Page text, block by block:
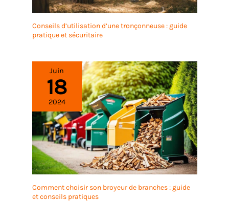
Conseils d’utilisation d’une tronçonneuse : guide
pratique et sécuritaire
Juin
18
2024
Comment choisir son broyeur de branches : guide
et conseils pratiques